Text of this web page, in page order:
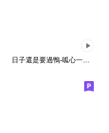
日子還是要過鴨-呱心一下鴨